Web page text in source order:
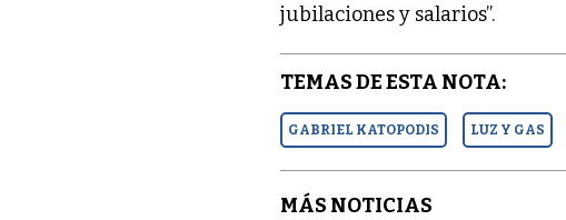
jubilaciones y salarios”.
TEMAS DE ESTA NOTA:
GABRIEL KATOPODIS LUZ Y GAS
MÁS NOTICIAS